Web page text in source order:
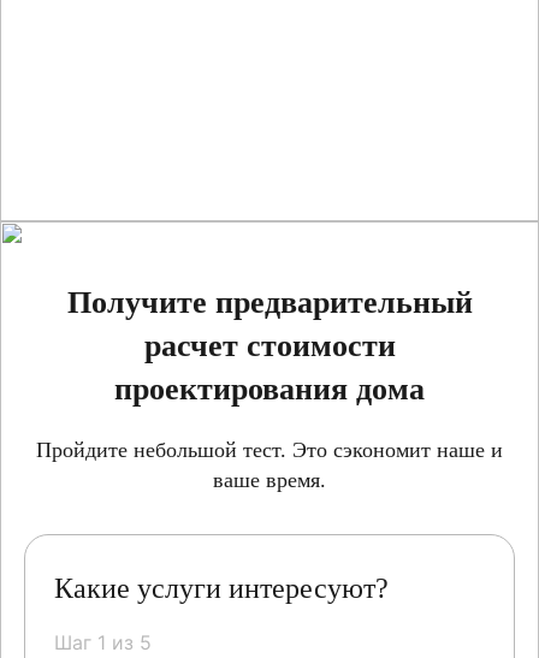
Получите предварительный
расчет стоимости
проектирования дома
Пройдите небольшой тест. Это сэкономит наше и
ваше время.
Какие услуги интересуют?
Шаг 1 из 5